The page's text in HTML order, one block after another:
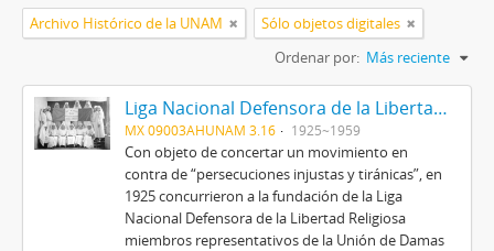
Archivo Histórico de la UNAM
Sólo objetos digitales
Ordenar por: Más reciente
Liga Nacional Defensora de la Libertad Religiosa
MX 09003AHUNAM 3.16 1925~1959
Con objeto de concertar un movimiento en
contra de “persecuciones injustas y tiránicas”, en
1925 concurrieron a la fundación de la Liga
Nacional Defensora de la Libertad Religiosa
miembros representativos de la Unión de Damas